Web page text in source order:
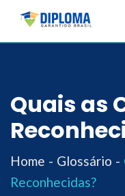
Skip
Quais as
Home Glossário
Reconhecidas?